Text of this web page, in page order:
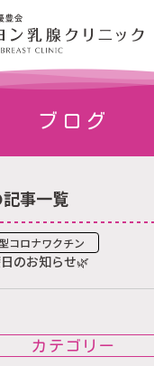
ブログ
事一覧
コロナワクチン
のお知らせ🌿
カテゴリー